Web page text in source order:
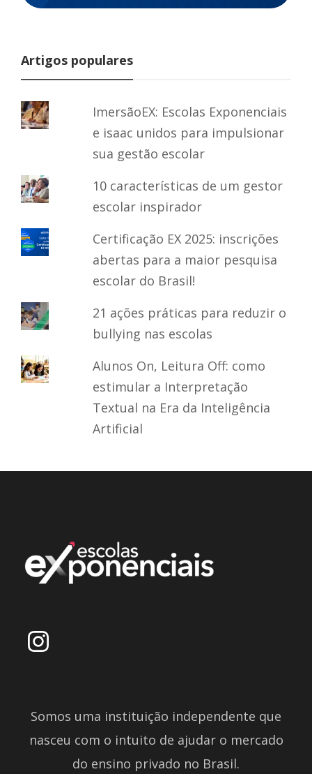
Artigos populares
ImersãoEX: Escolas Exponenciais
e isaac unidos para impulsionar
sua gestão escolar
10 características de um gestor
escolar inspirador
Certificação EX 2025: inscrições
abertas para a maior pesquisa
escolar do Brasil!
21 ações práticas para reduzir o
bullying nas escolas
Alunos On, Leitura Off: como
estimular a Interpretação
Textual na Era da Inteligência
Artificial
Somos uma instituição independente que
nasceu com o intuito de ajudar o mercado
do ensino privado no Brasil.